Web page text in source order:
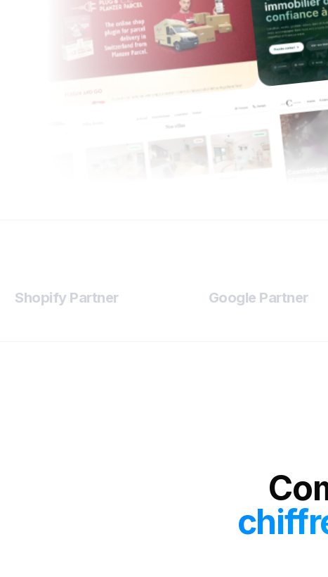
Shopify Partner Google Partner